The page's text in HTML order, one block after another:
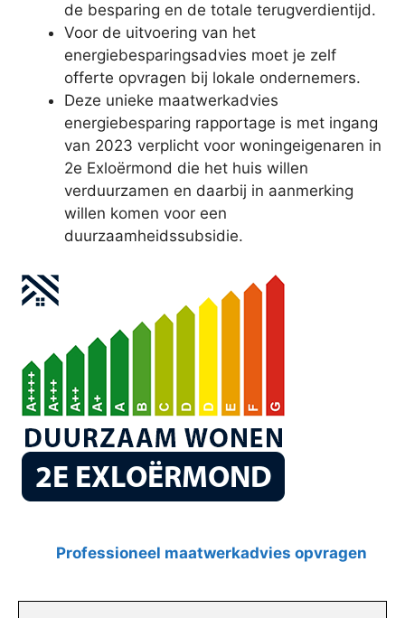
de besparing en de totale terugverdientijd.
Voor de uitvoering van het
energiebesparingsadvies moet je zelf
offerte opvragen bij lokale ondernemers.
Deze unieke maatwerkadvies
energiebesparing rapportage is met ingang
van 2023 verplicht voor woningeigenaren in
2e Exloërmond die het huis willen
verduurzamen en daarbij in aanmerking
willen komen voor een
duurzaamheidssubsidie.
Professioneel maatwerkadvies opvragen